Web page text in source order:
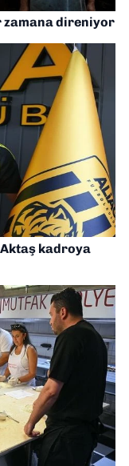
zamana direniyor
Aktaş kadroya